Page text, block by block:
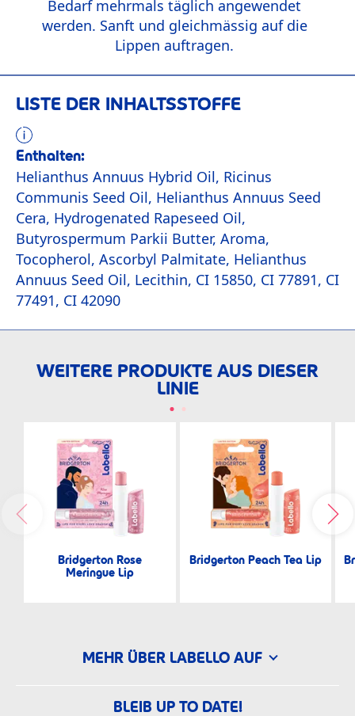
Bedarf mehrmals täglich angewendet
werden. Sanft und gleichmässig auf die
Lippen auftragen.
LISTE DER INHALTSSTOFFE
Enthalten:
Helianthus Annuus Hybrid Oil, Ricinus
Communis Seed Oil, Helianthus Annuus Seed
Cera, Hydrogenated Rapeseed Oil,
Butyrospermum Parkii Butter, Aroma,
Tocopherol, Ascorbyl Palmitate, Helianthus
Annuus Seed Oil, Lecithin, CI 15850, CI 77891, CI
77491, CI 42090
WEITERE PRODUKTE AUS DIESER
LINIE
Bridgerton Rose
Meringue Lip
Bridgerton​ Peach Tea Lip
BLEIB UP TO DATE!
MEHR ÜBER LABELLO AUF